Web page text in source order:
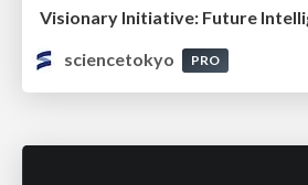
sciencetokyo
PRO